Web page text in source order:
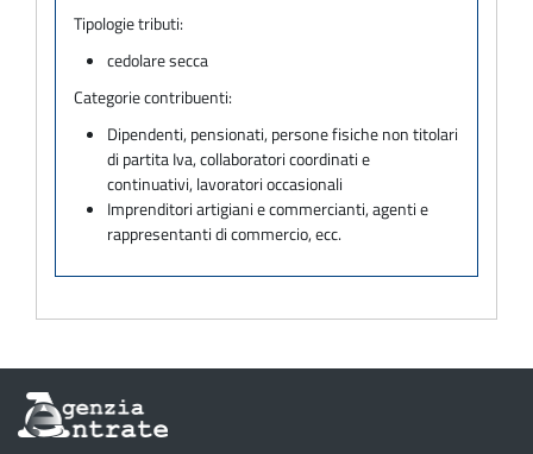
Tipologie tributi:
cedolare secca
Categorie contribuenti:
Dipendenti, pensionati, persone fisiche non titolari
di partita Iva, collaboratori coordinati e
continuativi, lavoratori occasionali
Imprenditori artigiani e commercianti, agenti e
rappresentanti di commercio, ecc.
Informazioni
sul